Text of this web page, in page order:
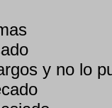
y no lo